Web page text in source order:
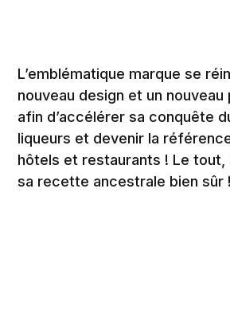
L’emblématique marque se
nouveau design et un
afin d’accélérer sa conquête
liqueurs et devenir la
hôtels et restaurants ! Le
sa recette ancestrale bien sûr !